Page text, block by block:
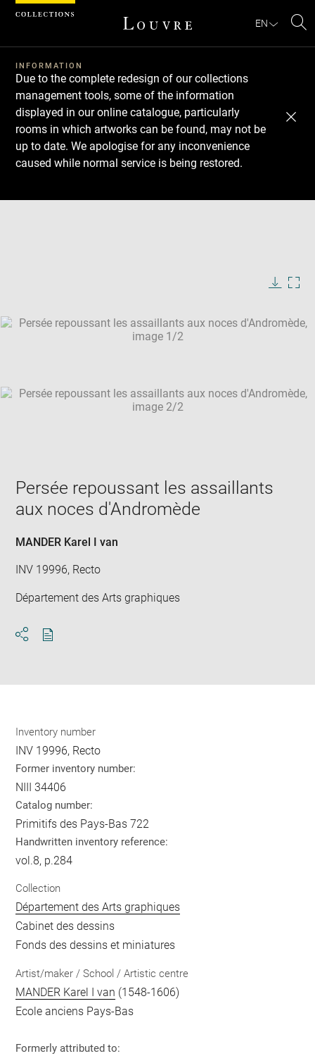
EN
INFORMATION
Due to the complete redesign of our collections
management tools, some of the information
displayed in our online catalogue, particularly
rooms in which artworks can be found, may not be
up to date. We apologise for any inconvenience
caused while normal service is being restored.
in
SKIP IMAGE CAROUSEL
Download
Next
Previous
Persée repoussant les assaillants
aux noces d'Andromède
MANDER Karel I van
INV 19996, Recto
Département des Arts graphiques
Inventory number
INV 19996, Recto
Former inventory number:
NIII 34406
Catalog number:
Primitifs des Pays-Bas 722
Handwritten inventory reference:
vol.8, p.284
Collection
Département des Arts graphiques
Cabinet des dessins
Fonds des dessins et miniatures
Artist/maker / School / Artistic centre
MANDER Karel I van (1548-1606)
Ecole anciens Pays-Bas
Formerly attributed to:
Cookies management panel